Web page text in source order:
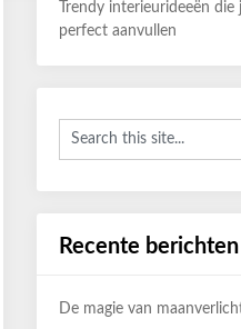
Trendy interieurideeën die
perfect aanvullen
Recente berichten
De magie van